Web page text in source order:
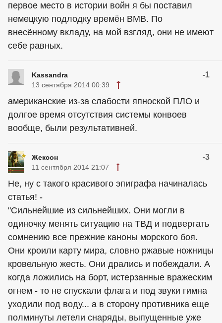
первое место в истории войн я бы поставил
немецкую подлодку времён ВМВ. По
внесённому вкладу, на мой взгляд, они не имеют
себе равных.
Kassandra -1
13 сентября 2014 00:39
американские из-за слабости япноской ПЛО и
долгое время отсутствия системы конвоев
вообще, были результативней.
Жексон -3
11 сентября 2014 21:07
Не, ну с такого красивого эпиграфа начиналась
статья! -
"Сильнейшие из сильнейших. Они могли в
одиночку менять ситуацию на ТВД и подвергать
сомнению все прежние каноны морского боя.
Они кроили карту мира, словно ржавые ножницы
кровельную жесть. Они дрались и побеждали. А
когда ложились на борт, истерзанные вражеским
огнем - то не спускали флага и под звуки гимна
уходили под воду... а в сторону противника еще
полминуты летели снаряды, выпущенные уже